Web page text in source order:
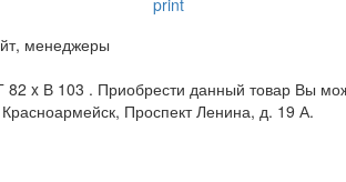
менеджеры
print
В 103 . Приобрести данный товар Вы
Проспект Ленина, д. 19 А.